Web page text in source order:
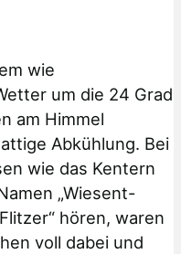
wie
um die 24 Grad
am Himmel
Abkühlung. Bei
wie das Kentern
„Wiesent-
hören, waren
voll dabei und